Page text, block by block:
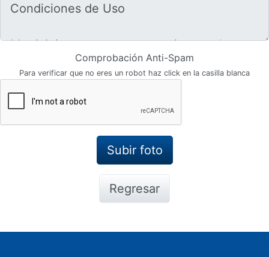
Comprobación Anti-Spam
Para verificar que no eres un robot haz click en la casilla blanca
Regresar